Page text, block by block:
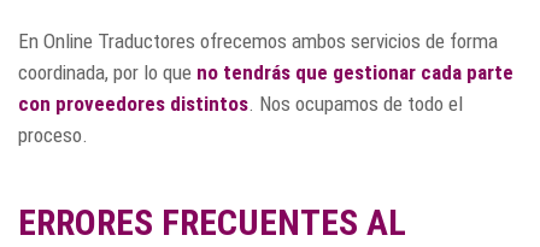
En Online Traductores ofrecemos ambos servicios de forma
coordinada, por lo que no tendrás que gestionar cada parte
con proveedores distintos. Nos ocupamos de todo el
proceso.
ERRORES FRECUENTES AL